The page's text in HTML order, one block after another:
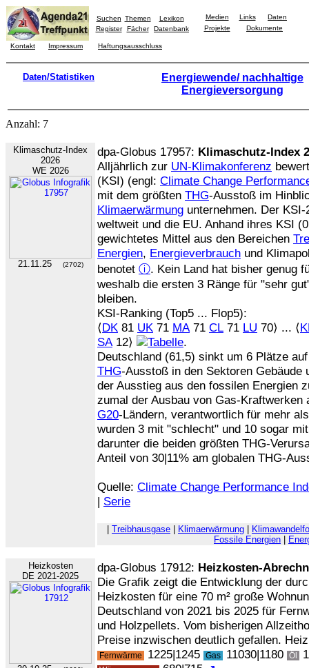
Suchen Themen
Lexikon
Register
Fächer Datenbank
Medien Links
Daten
Projekte
Dokumente
Kontakt Impressum Haftungsausschluss
Daten/Statistiken
Energiewende/ nachhaltige
Energieversorgung
Anzahl: 7
Klimaschutz-Index
2026
WE 2026
21.11.25 (2702)
dpa-Globus 17957: Klimaschutz-Index
Alljährlich zur UN-Klimakonferenz
(KSI) (engl: Climate Change
mit dem größten THG-Ausstoß im
Klimaerwärmung unternehmen. Der
weltweit und die EU. Anhand ihres KSI
gewichtetes Mittel aus den Bereichen
Energien, Energieverbrauch und
benotet ⓘ. Kein Land hat bisher genug
weshalb die ersten 3 Ränge für "sehr
bleiben.
KSI-Ranking (Top5 ... Flop5):
⟨DK 81 UK 71 MA71 CL 71 LU 70⟩ ... ⟨
SA12⟩
.
Deutschland (61,5) sinkt um 6 Plätze
THG-Ausstoß in den Sektoren Gebäude
der Ausstieg aus den fossilen Energien
zumal der Ausbau von Gas-Kraftwerken
G20-Ländern, verantwortlich für mehr
wurden 3 mit "schlecht" und 10 sogar
darunter die beiden größten THG-
Anteil von 30|11% am globalen THG-
Quelle: Climate Change Performance
| Serie
Treibhausgase Klimaerwärmung
Fossile Energien
Heizkosten
DE 2021-2025
dpa-Globus 17912: Heizkosten-
Die Grafik zeigt die Entwicklung der
Heizkosten für eine 70 m² große
Deutschland von 2021 bis 2025 für
und Holzpellets. Vom bisherigen
Preise inzwischen deutlich gefallen.
Fernwärme 1225|1245 Gas 11030|1180 Öl